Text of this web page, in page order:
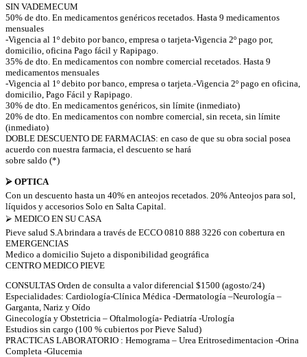
SIN VADEMECUM
50% de dto. En medicamentos genéricos recetados. Hasta 9 medicamentos
mensuales
-Vigencia al 1º debito por banco, empresa o tarjeta-Vigencia 2º pago por,
domicilio, oficina Pago fácil y Rapipago.
35% de dto. En medicamentos con nombre comercial recetados. Hasta 9
medicamentos mensuales
-Vigencia al 1º debito por banco, empresa o tarjeta.-Vigencia 2º pago en oficina,
domicilio, Pago Fácil y Rapipago.
30% de dto. En medicamentos genéricos, sin límite (inmediato)
20% de dto. En medicamentos con nombre comercial, sin receta, sin límite
(inmediato)
DOBLE DESCUENTO DE FARMACIAS: en caso de que su obra social posea
acuerdo con nuestra farmacia, el descuento se hará
sobre saldo (*)
⮚ OPTICA
Con un descuento hasta un 40% en anteojos recetados. 20% Anteojos para sol,
líquidos y accesorios Solo en Salta Capital.
⮚ MEDICO EN SU CASA
Pieve salud S.A brindara a través de ECCO 0810 888 3226 con cobertura en
EMERGENCIAS
Medico a domicilio Sujeto a disponibilidad geográfica
CENTRO MEDICO PIEVE
CONSULTAS Orden de consulta a valor diferencial $1500 (agosto/24)
Especialidades: Cardiología-Clínica Médica -Dermatología –Neurología –
Garganta, Nariz y Oído
Ginecología y Obstetricia – Oftalmología- Pediatría -Urología
Estudios sin cargo (100 % cubiertos por Pieve Salud)
PRACTICAS LABORATORIO : Hemograma – Urea Eritrosedimentacion -Orina
Completa -Glucemia